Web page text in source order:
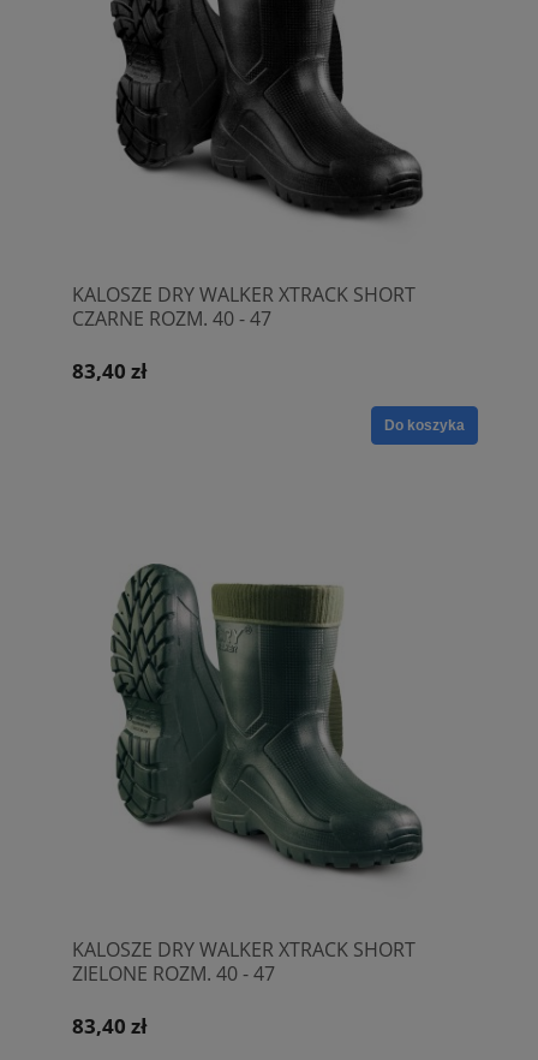
KALOSZE DRY WALKER XTRACK SHORT
CZARNE ROZM. 40 - 47
83,40 zł
Do koszyka
KALOSZE DRY WALKER XTRACK SHORT
ZIELONE ROZM. 40 - 47
83,40 zł